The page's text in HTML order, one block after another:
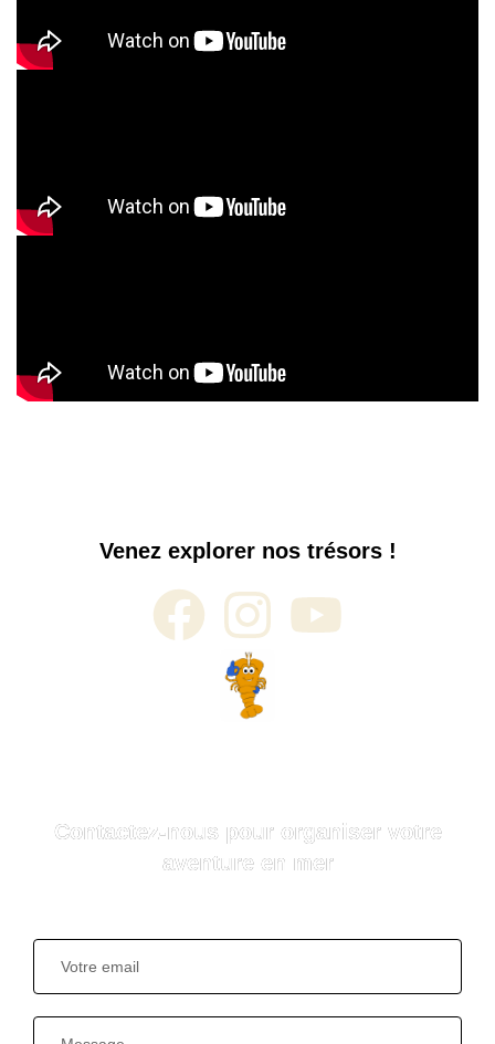
Venez explorer nos trésors !
Contactez-nous pour organiser votre
aventure en mer